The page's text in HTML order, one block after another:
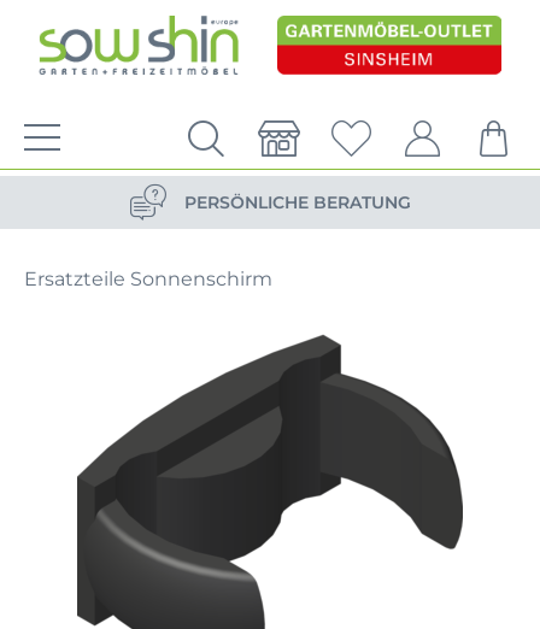
VERSANDKOSTENFREIE LIEFERUNG
PERSÖNLICHE BERATUNG
PERSÖNLICHE BERATUNG
Ersatzteile Sonnenschirm